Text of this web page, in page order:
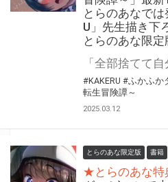
とらのあなでは
U」先生描き下
とらのあな限定
#KAKERU #ふかふか
転生冒険譚～
2025.03.12
とらのあな限定版 書籍
★とらのあな